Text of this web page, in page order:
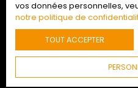
Retrouvez-nous
© 2022 -
vos données personnelles,
notre politique de
TOUT ACCEPTER